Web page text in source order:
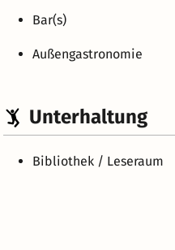
Bar(s)
Außengastronomie
Unterhaltung
Bibliothek / Leseraum